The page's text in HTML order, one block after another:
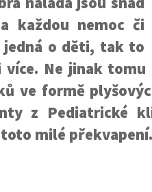
každou nemoc či
jedná o děti, tak to
více. Ne jinak
ve formě
z Pediatrické
milé překvapení.